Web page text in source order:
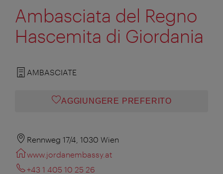
Ambasciata del Regno
Hascemita di Giordania
AMBASCIATE
AGGIUNGERE PREFERITO
Rennweg 17/4, 1030 Wien
www.jordanembassy.at
+43 1 405 10 25 26